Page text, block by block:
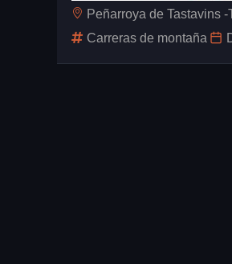
Peñarroya de Tastavins -
Carreras de montaña